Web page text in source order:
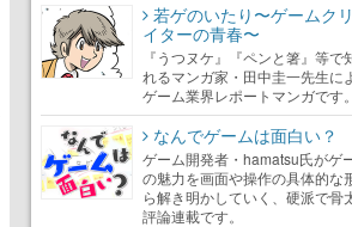
若ゲのいたり〜ゲームク
イターの青春〜
『うつヌケ』『ペンと箸』等で
れるマンガ家・田中圭一先生に
ゲーム業界レポートマンガです。
なんでゲームは面白い？
ゲーム開発者・hamatsu氏がゲ
の魅力を画面や操作の具体的な
ら解き明かしていく、硬派で骨
評論連載です。